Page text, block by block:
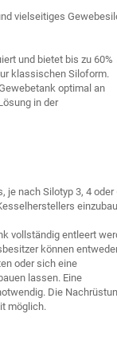
vielseitiges
und bietet bis zu 60%
klassischen Siloform.
optimal an
in der
je nach Silotyp 3, 4 oder
vollständig entleert
können
oder sich eine
lassen. Eine
Die
möglich.